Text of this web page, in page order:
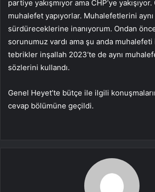
partiye yakışmıyor ama CHP’ye
muhalefet yapıyorlar. Muhalefetlerini
sürdüreceklerine inanıyorum. Ondan
sorunumuz vardı ama şu anda muhalefeti
tebrikler inşallah 2023’te de aynı
sözlerini kullandı.
Genel Heyet’te bütçe ile ilgili
cevap bölümüne geçildi.